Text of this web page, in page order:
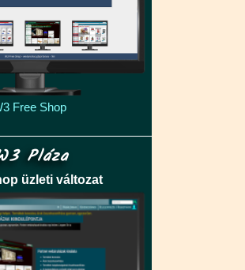
Free Shop
Pláza
üzleti változat